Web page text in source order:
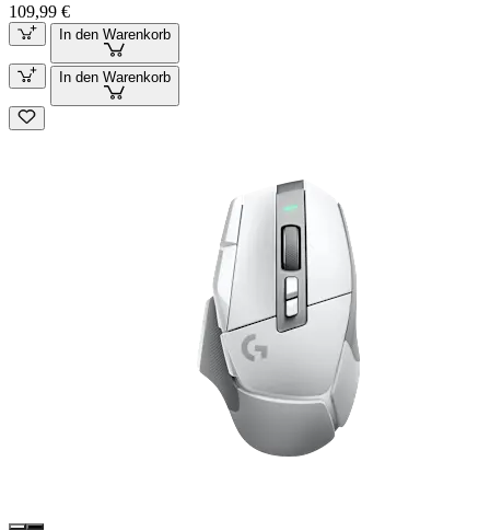
109,99 €
In den Warenkorb
In den Warenkorb